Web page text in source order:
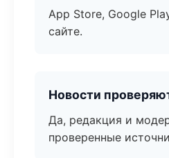
App Store, Google
сайте.
Новости
Да, редакция и
проверенные